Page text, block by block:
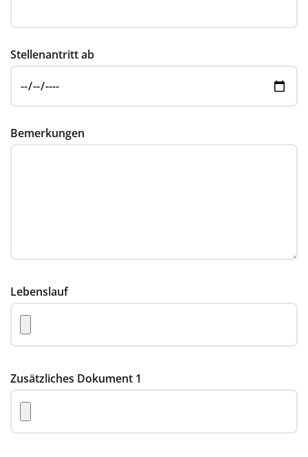
Stellenantritt ab
Bemerkungen
Lebenslauf
Zusätzliches Dokument 1